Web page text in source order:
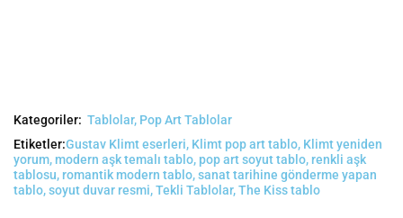
Kategoriler: Tablolar, Pop Art Tablolar
Etiketler:Gustav Klimt eserleri, Klimt pop art tablo, Klimt yeniden
yorum, modern aşk temalı tablo, pop art soyut tablo, renkli aşk
tablosu, romantik modern tablo,sanat tarihine gönderme yapan
tablo,soyut duvar resmi,Tekli Tablolar,The Kiss tablo